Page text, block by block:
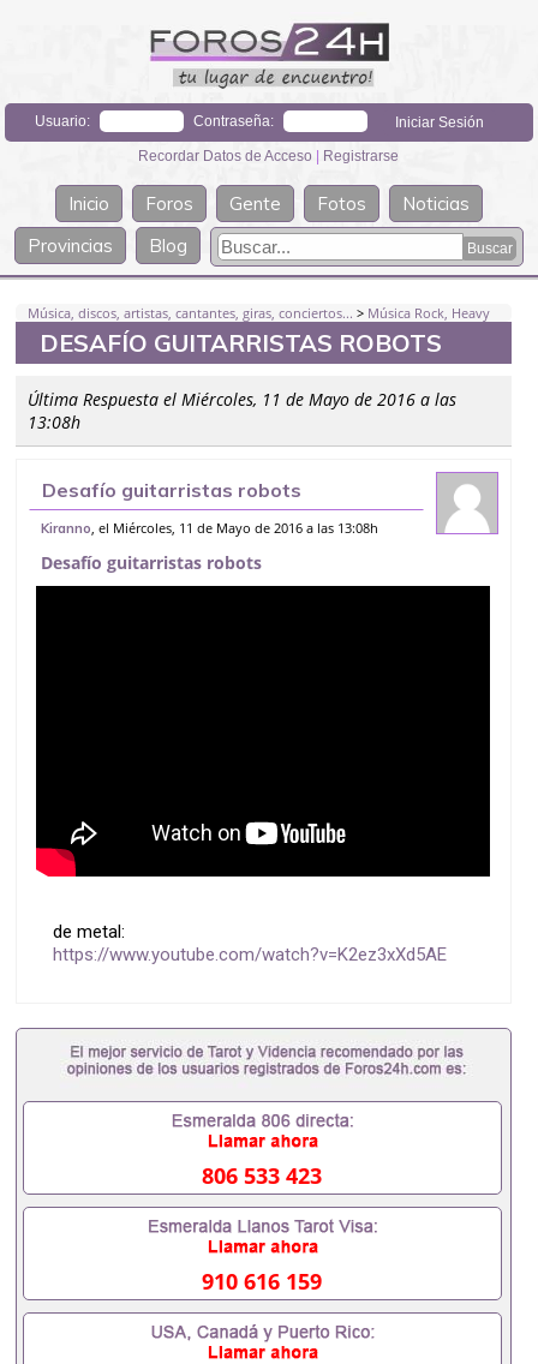
Usuario: Contraseña:
Recordar Datos de Acceso | Registrarse
Inicio Foros Gente Fotos
Noticias
Provincias
Blog
Música, discos, artistas, cantantes, giras, conciertos... > Música Rock, Heavy
DESAFÍO GUITARRISTAS ROBOTS
Última Respuesta el Miércoles, 11 de Mayo de 2016 a las
13:08h
Desafío guitarristas robots
Kiranno , el Miércoles, 11 de Mayo de 2016 a las 13:08h
Desafío guitarristas robots
de metal:
https://www.youtube.com/watch?v=K2ez3xXd5AE
806 533 423
910 616 159